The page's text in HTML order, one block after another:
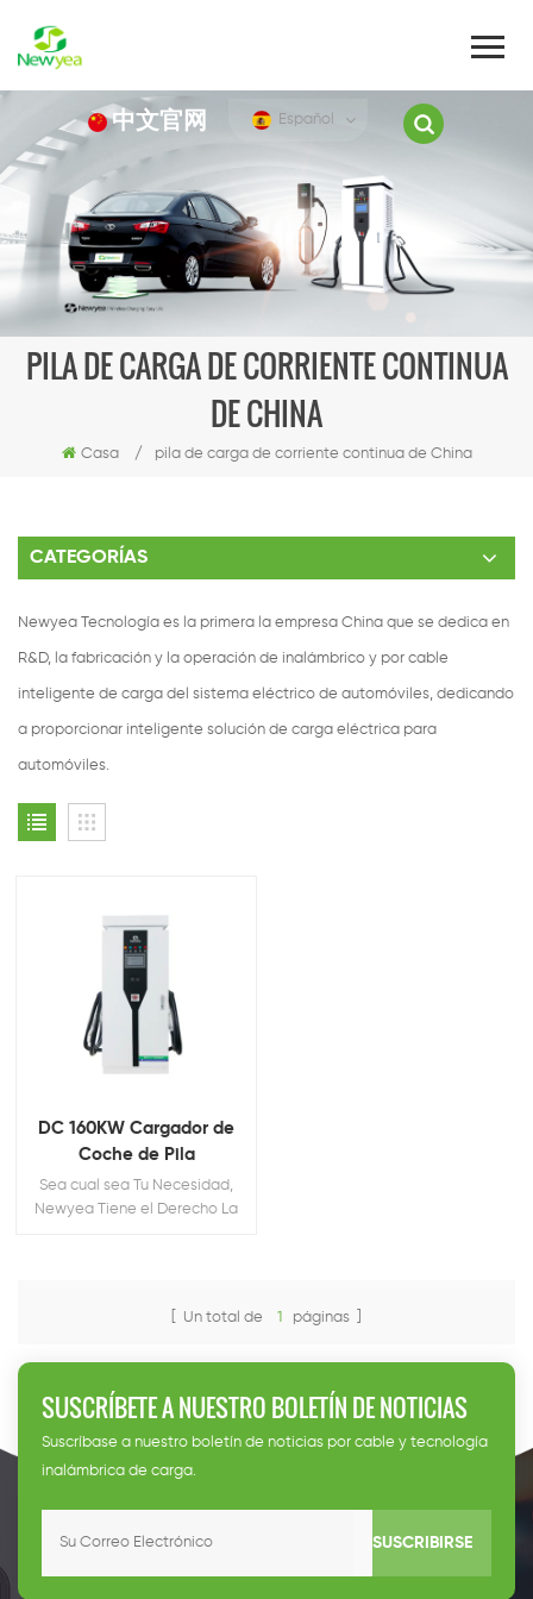
中文官网 Español
PILA DE CARGA DE CORRIENTE CONTINUA
DE CHINA
Casa / pila de carga de corriente continua de China
CATEGORÍAS
Newyea Tecnología es la primera la empresa China que se dedica en
R&D, la fabricación y la operación de inalámbrico y por cable
inteligente de carga del sistema eléctrico de automóviles, dedicando
a proporcionar inteligente solución de carga eléctrica para
automóviles.
DC 160KW Cargador de
Coche de Pila
Sea cual sea Tu Necesidad,
Newyea Tiene el Derecho La
[ Un total de 1 páginas ]
SUSCRÍBETE A NUESTRO BOLETÍN DE NOTICIAS
Suscríbase a nuestro boletín de noticias por cable y tecnología
inalámbrica de carga.
SUSCRIBIRSE